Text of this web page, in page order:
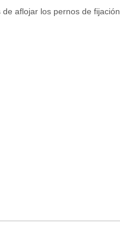
aflojar los pernos de fijación.